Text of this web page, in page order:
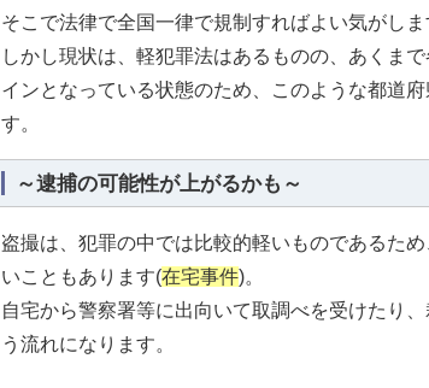
そこで法律で全国一律で規制すればよい気がしま
しかし現状は、軽犯罪法はあるものの、あくま
インとなっている状態のため、このような都道
す。
～逮捕の可能性が上がるかも～
盗撮は、犯罪の中では比較的軽いものであるた
いこともあります(在宅事件)。
自宅から警察署等に出向いて取調べを受けたり
う流れになります。